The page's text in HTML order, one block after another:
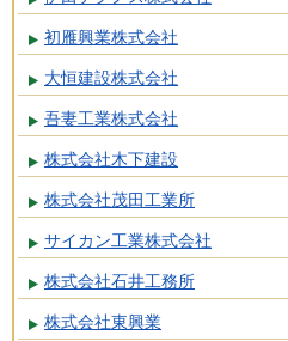
初雁興業株式会社
大恒建設株式会社
吾妻工業株式会社
株式会社木下建設
株式会社茂田工業所
サイカン工業株式会社
株式会社石井工務所
株式会社東興業